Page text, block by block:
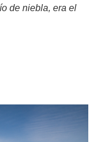
de niebla, era el